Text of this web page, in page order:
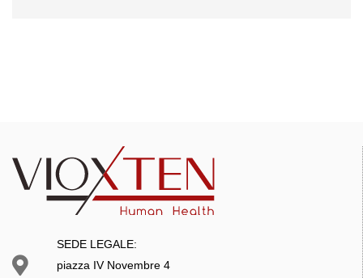
SEDE LEGALE:
piazza IV Novembre 4